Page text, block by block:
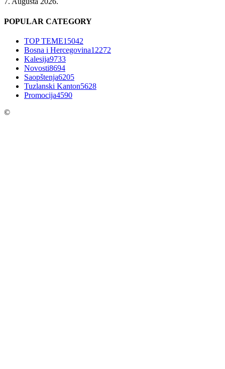
POPULAR CATEGORY
TOP TEME15042
Bosna i Hercegovina12272
Kalesija9733
Novosti8694
Saopštenja6205
Tuzlanski Kanton5628
Promocija4590
©